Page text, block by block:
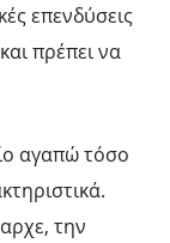
επενδύσεις
πρέπει να
αγαπώ τόσο
την